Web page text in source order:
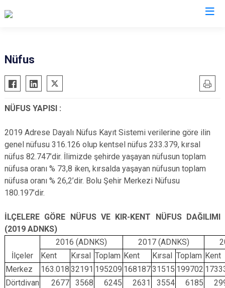
Nüfus
NÜFUS YAPISI :
2019 Adrese Dayalı Nüfus Kayıt Sistemi verilerine göre ilin
genel nüfusu 316.126 olup kentsel nüfus 233.379, kırsal
nüfus 82.747’dir. İlimizde şehirde yaşayan nüfusun toplam
nüfusa oranı % 73,8 iken, kırsalda yaşayan nüfusun toplam
nüfusa oranı % 26,2’dir. Bolu Şehir Merkezi Nüfusu
180.197’dir.
İLÇELERE GÖRE NÜFUS VE KIR-KENT NÜFUS DAĞILIMI
(2019 ADNKS)
İlçeler
2016 (ADNKS) 2017 (ADNKS)
Kent
Kırsal Toplam Kent Kırsal Toplam Kent
Merkez
163.018 32191 195209 16818731515 199702
Dörtdivan
2677 3568 6245 2631 3554 6185